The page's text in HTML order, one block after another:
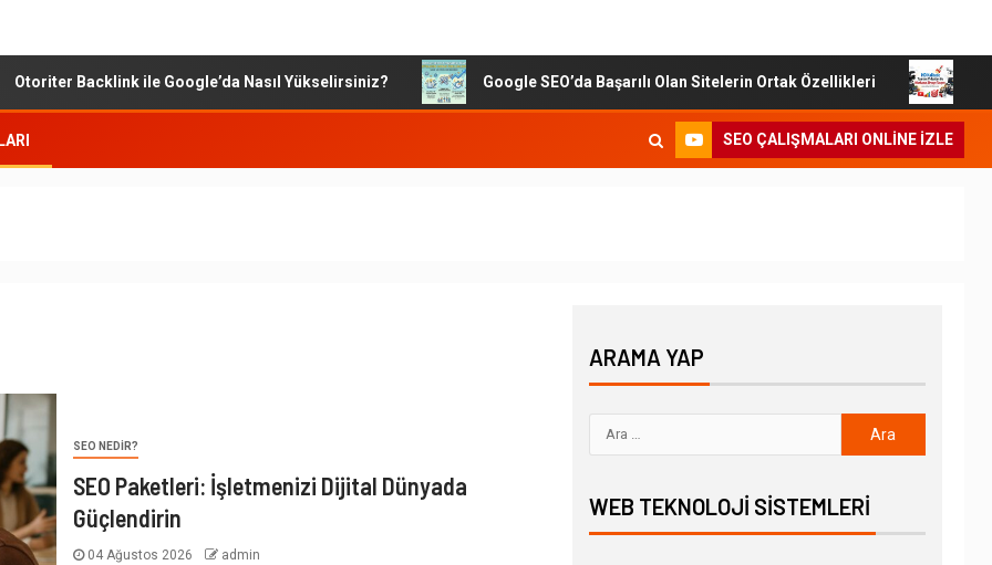
Backlink ile Google’da Nasıl Yükselirsiniz? Google SEO’da Başarılı Olan Sitelerin Ortak Özellikleri Dijital
SEO ÇALIŞMALARI ONLINE IZLE
SEO NEDIR?
SEO Paketleri: İşletmenizi Dijital Dünyada
Güçlendirin
04 Ağustos 2026 admin
ARAMA YAP
WEB TEKNOLOJI SISTEMLERI